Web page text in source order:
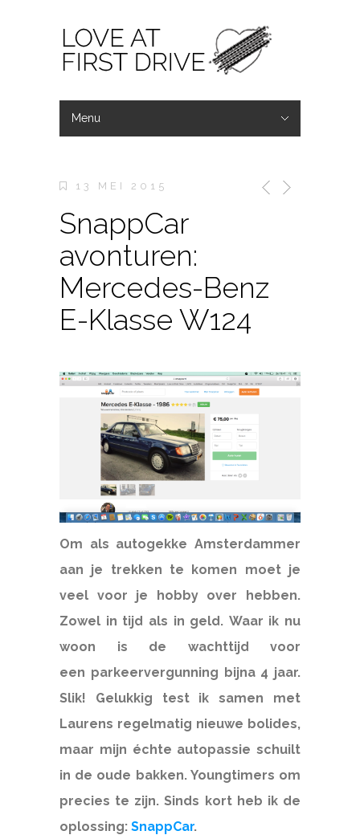
Menu
13 MEI 2015
SnappCar
avonturen:
Mercedes-Benz
E-Klasse W124
Om als autogekke Amsterdammer
aan je trekken te komen moet je
veel voor je hobby over hebben.
Zowel in tijd als in geld. Waar ik nu
woon is de wachttijd voor
een parkeervergunning bijna 4 jaar.
Slik! Gelukkig test ik samen met
Laurens regelmatig nieuwe bolides,
maar mijn échte autopassie schuilt
in de oude bakken. Youngtimers om
precies te zijn. Sinds kort heb ik de
oplossing: SnappCar.